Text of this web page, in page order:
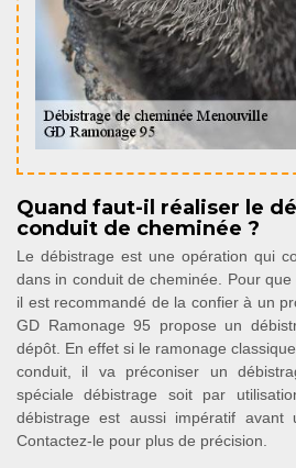
Quand faut-il réaliser le
conduit de cheminée ?
Le débistrage est une opération qui
dans in conduit de cheminée. Pour que
il est recommandé de la confier à un
GD Ramonage 95 propose un
dépôt. En effet si le ramonage
conduit, il va préconiser un
spéciale débistrage soit par
débistrage est aussi impératif avant
Contactez-le pour plus de précision.